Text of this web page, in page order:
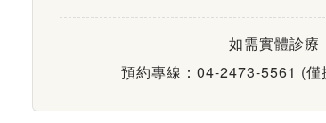
如需實體診療
預約專線：04-2473-5561 (僅